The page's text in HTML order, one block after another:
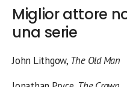
Miglior attore
una serie
John Lithgow, The Old Man